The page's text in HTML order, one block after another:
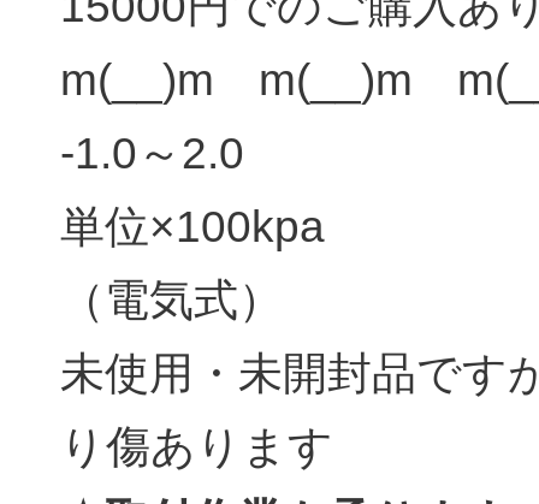
m(__)m m(__)m
-1.0～2.0
単位×100kpa
（電気式）
未使用・未開封品です
り傷あります